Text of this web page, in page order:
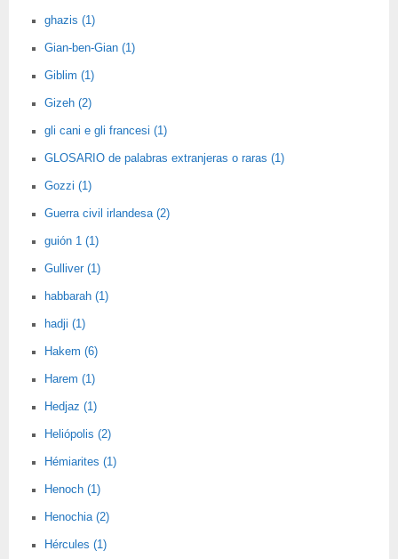
ghazis (1)
Gian-ben-Gian (1)
Giblim (1)
Gizeh (2)
gli cani e gli francesi (1)
GLOSARIO de palabras extranjeras o raras (1)
Gozzi (1)
Guerra civil irlandesa (2)
guión 1 (1)
Gulliver (1)
habbarah (1)
hadji (1)
Hakem (6)
Harem (1)
Hedjaz (1)
Heliópolis (2)
Hémiarites (1)
Henoch (1)
Henochia (2)
Hércules (1)